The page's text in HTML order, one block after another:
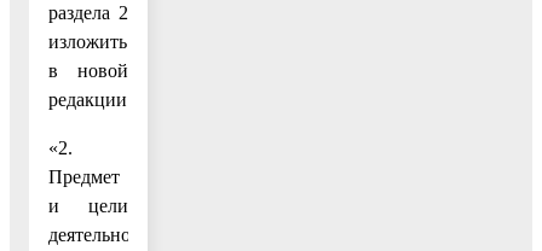
раздела 2
изложить
в новой
редакции:
«2.
Предмет
и цели
деятельности